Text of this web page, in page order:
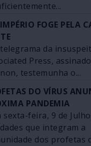
FOGE PELA
da
Press,
testemunha o...
DO VÍRUS
PANDEMIA
sexta-feira, 9 de
que integram a
dos profetas